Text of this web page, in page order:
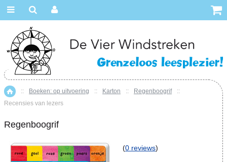
Home
:: Boeken: op uitvoering :: Karton :: Regenboogrif
::
Recensies van lezers
Regenboogrif
(0 reviews)